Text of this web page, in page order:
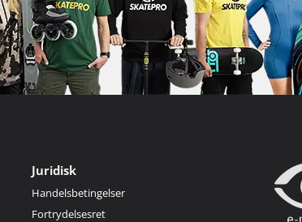
Juridisk
Handelsbetingelser
Fortrydelsesret